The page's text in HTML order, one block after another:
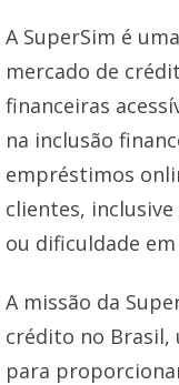
A SuperSim é
mercado de
financeiras
na inclusão
empréstimos
clientes,
ou dificuldade
A missão da
crédito no Brasil,
para